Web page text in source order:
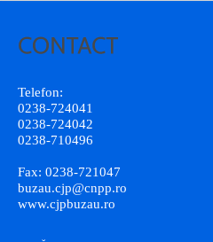
Telefon:
0238-724041
0238-724042
0238-710496
Fax: 0238-721047
buzau.cjp@cnpp.ro
www.cjpbuzau.ro